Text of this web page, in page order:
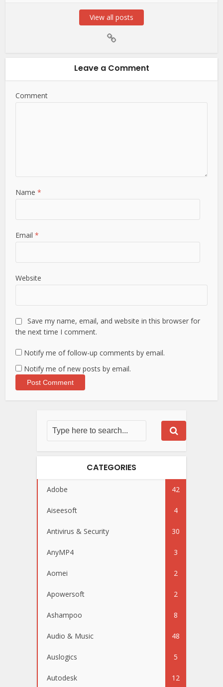
View all posts
Leave a Comment
Comment
Name*
Email*
Website
Save my name, email, and website in this browser for
the next time I comment.
Notify me of follow-up comments by email.
Notify me of new posts by email.
CATEGORIES
Adobe 42
Aiseesoft 4
Antivirus & Security 30
AnyMP4 3
Aomei 2
Apowersoft 2
Ashampoo 8
Audio & Music 48
Auslogics 5
Autodesk 12